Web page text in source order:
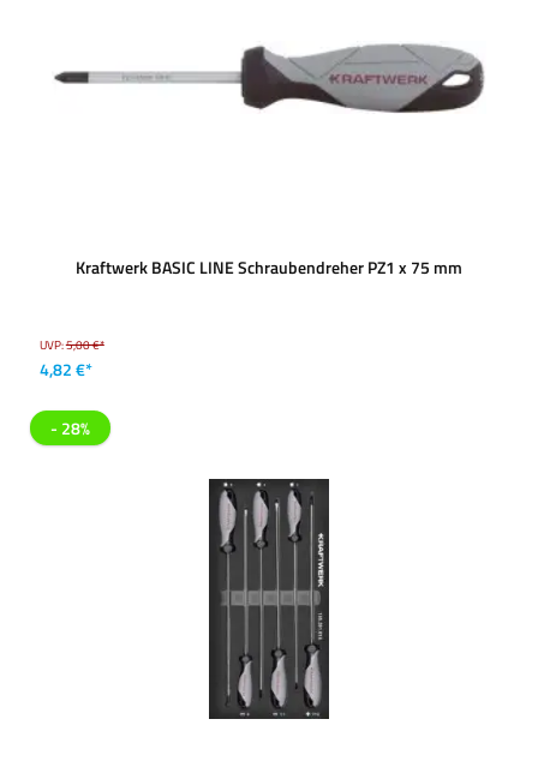
Kraftwerk BASIC LINE Schraubendreher PZ1 x 75 mm
UVP:5,00 €*
4,82 €*
- 28%